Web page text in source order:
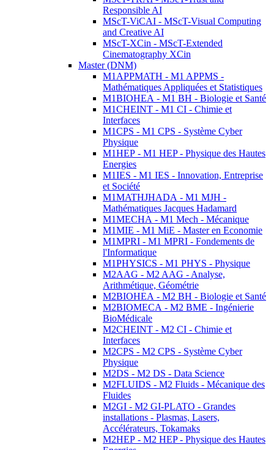
Responsible AI
MScT-ViCAI - MScT-Visual Computing
and Creative AI
MScT-XCin - MScT-Extended
Cinematography XCin
Master (DNM)
M1APPMATH - M1 APPMS -
Mathématiques Appliquées et Statistiques
M1BIOHEA - M1 BH - Biologie et Santé
M1CHEINT - M1 CI - Chimie et
Interfaces
M1CPS - M1 CPS - Système Cyber
Physique
M1HEP - M1 HEP - Physique des Hautes
Energies
M1IES - M1 IES - Innovation, Entreprise
et Société
M1MATHJHADA - M1 MJH -
Mathématiques Jacques Hadamard
M1MECHA - M1 Mech - Mécanique
M1MIE - M1 MiE - Master en Economie
M1MPRI - M1 MPRI - Fondements de
l'Informatique
M1PHYSICS - M1 PHYS - Physique
M2AAG - M2 AAG - Analyse,
Arithmétique, Géométrie
M2BIOHEA - M2 BH - Biologie et Santé
M2BIOMECA - M2 BME - Ingénierie
BioMédicale
M2CHEINT - M2 CI - Chimie et
Interfaces
M2CPS - M2 CPS - Système Cyber
Physique
M2DS - M2 DS - Data Science
M2FLUIDS - M2 Fluids - Mécanique des
Fluides
M2GI - M2 GI-PLATO - Grandes
installations - Plasmas, Lasers,
Accélérateurs, Tokamaks
M2HEP - M2 HEP - Physique des Hautes